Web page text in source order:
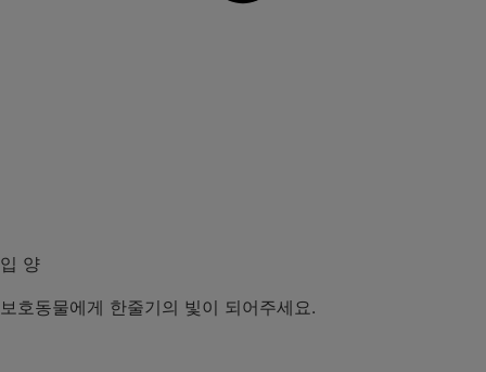
입 양
보호동물에게 한줄기의 빛이 되어주세요.